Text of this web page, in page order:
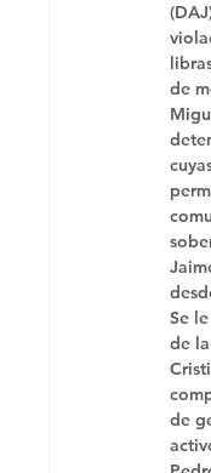
de
Se
de
de